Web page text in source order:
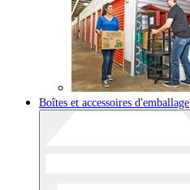
Boîtes et accessoires d'emballage